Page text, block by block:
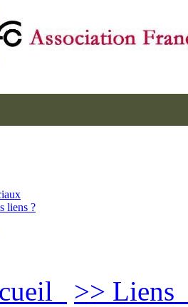
liens ?
>> Liens